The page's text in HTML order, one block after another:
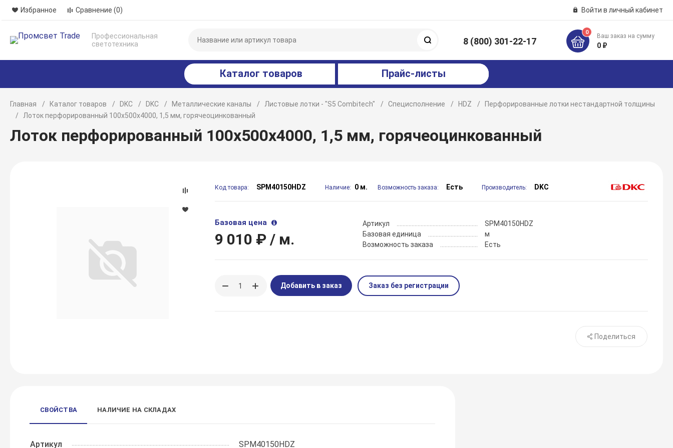
Избранное Сравнение (0) Войти в личный кабинет
Профессиональная
светотехника
8 (800) 301-22-17
0
Ваш заказ на сумму
0 ₽
Каталог товаров Прайс-листы
Главная Каталог товаров DKC DKC Металлические каналы Листовые лотки - "S5 Combitech" Специсполнение HDZ
Перфорированные лотки нестандартной толщины
Лоток перфорированный 100х500х4000, 1,5 мм, горячеоцинкованный
Лоток перфорированный 100х500х4000, 1,5 мм, горячеоцинкованный
Код товара: SPM40150HDZ Наличие: 0 м. Возможность заказа: Есть Производитель: DKC
Базовая цена
9 010 ₽ / м.
Артикул
SPM40150HDZ
Базовая единица
м
Возможность заказа
Есть
Добавить в заказ Заказ без регистрации
Поделиться
СВОЙСТВА НАЛИЧИЕ НА СКЛАДАХ
Артикул SPM40150HDZ